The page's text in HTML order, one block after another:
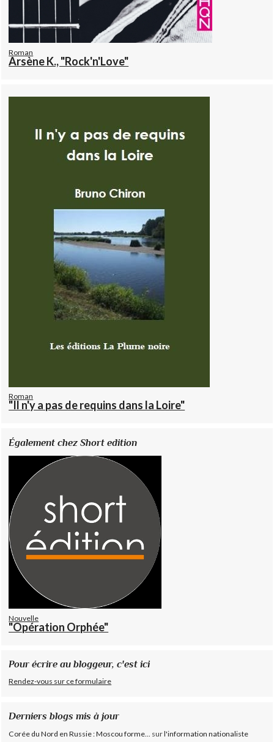
Roman
Arsène K., "Rock'n'Love"
Roman
"Il n'y a pas de requins dans la Loire"
Également chez Short edition
Nouvelle
"Opération Orphée"
Pour écrire au bloggeur, c'est ici
Rendez-vous sur ce formulaire
Derniers blogs mis à jour
Corée du Nord en Russie : Moscou forme... surl'information nationaliste